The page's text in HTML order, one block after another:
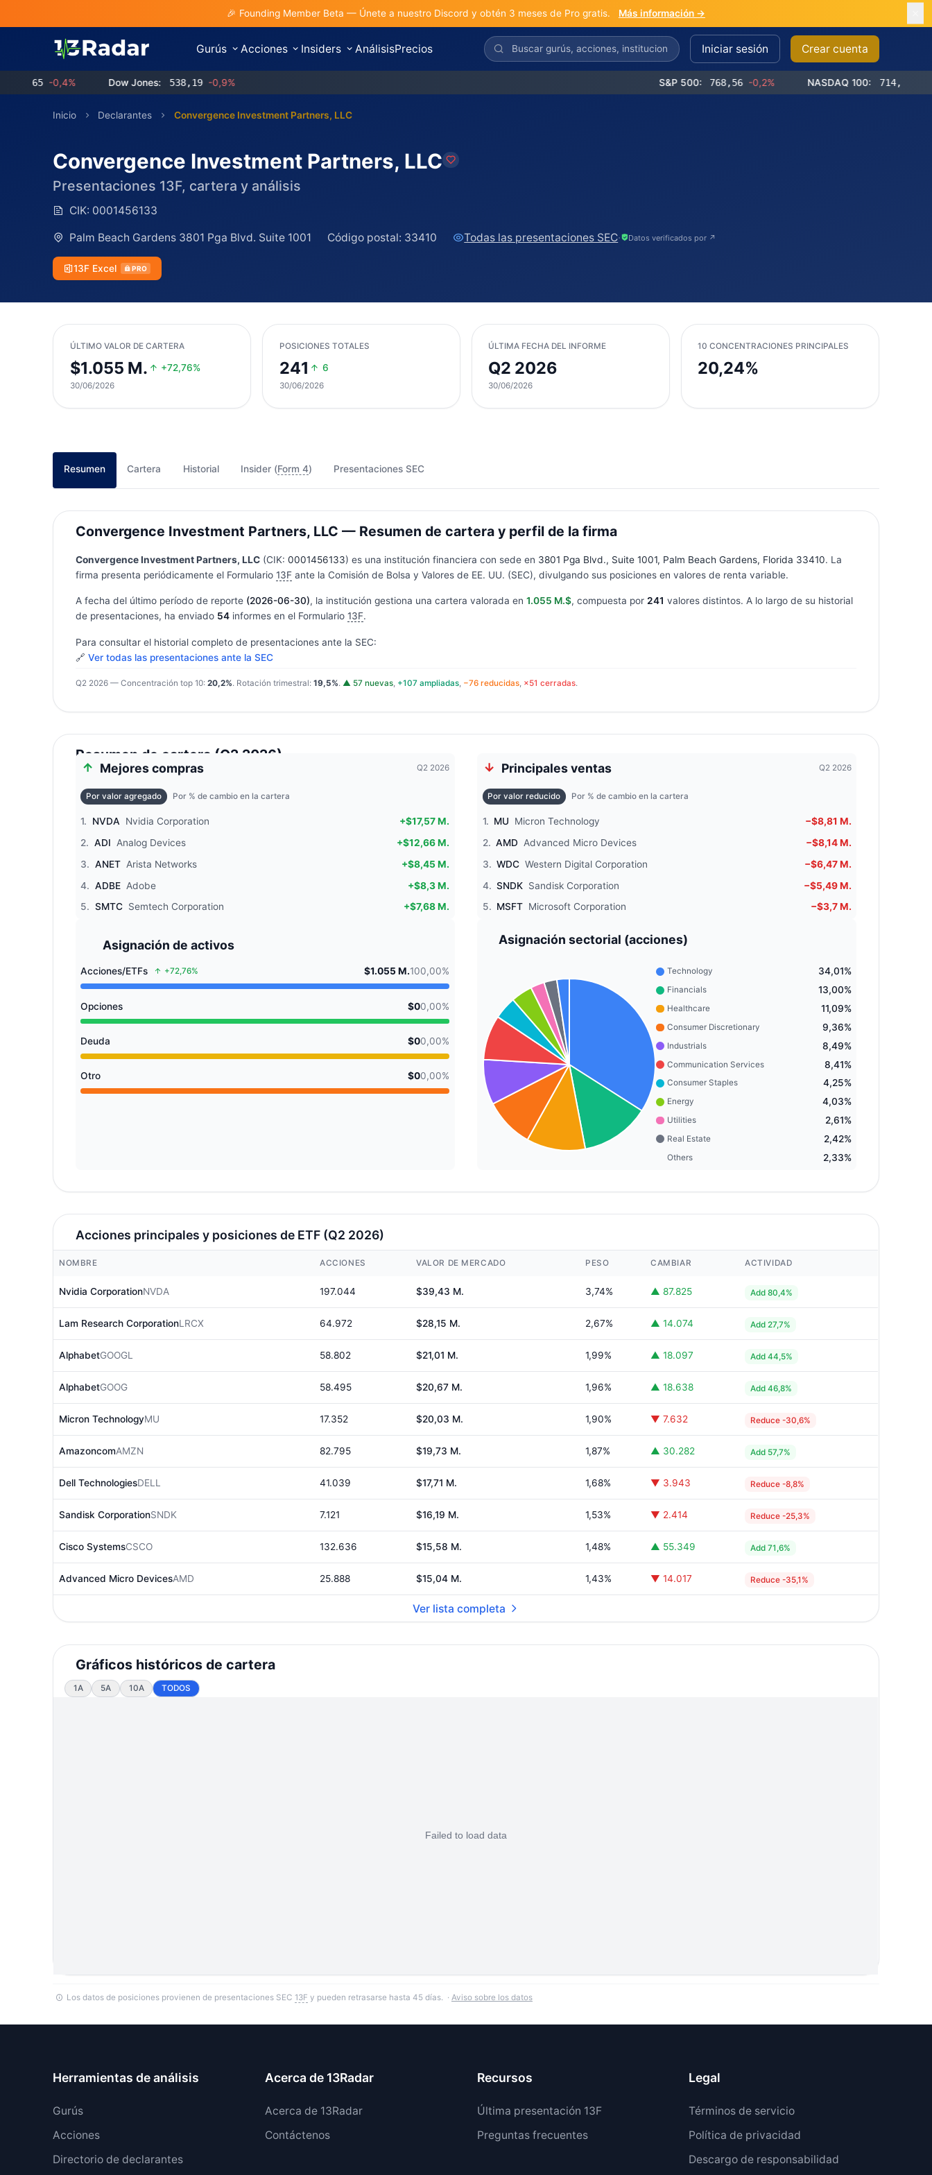
🎉 Founding Member Beta — Únete a nuestro Discord y obtén 3 meses de Pro gratis. Más información →
Gurús Acciones Insiders AnálisisPrecios Iniciar sesión Crear cuenta
-0,4% Dow Jones: 538,19 -0,9% S&P 500: 768,56 -0,2% NASDAQ 100: 714,65 -0,4%
Inicio Declarantes Convergence Investment Partners, LLC
Convergence Investment Partners, LLC
Presentaciones 13F, cartera y análisis
CIK: 0001456133
Palm Beach Gardens 3801 Pga Blvd. Suite 1001 Código postal: 33410 Todas las presentaciones SEC· Datos verificados por ↗
13F Excel PRO
ÚLTIMO VALOR DE CARTERA
$1.055 M. +72,76%
30/06/2026
POSICIONES TOTALES
241 6
30/06/2026
ÚLTIMA FECHA DEL INFORME
Q2 2026
30/06/2026
10 CONCENTRACIONES PRINCIPALES
20,24%
Resumen Cartera Historial Insider (Form 4) Presentaciones SEC
Convergence Investment Partners, LLC — Resumen de cartera y perfil de la firma
Convergence Investment Partners, LLC(CIK: 0001456133) es una institución financiera con sede en 3801 Pga Blvd., Suite 1001, Palm Beach Gardens, Florida 33410. La
firma presenta periódicamente el Formulario 13Fante la Comisión de Bolsa y Valores de EE. UU. (SEC), divulgando sus posiciones en valores de renta variable.
A fecha del último período de reporte (2026-06-30), la institución gestiona una cartera valorada en 1.055 M.$, compuesta por 241 valores distintos. A lo largo de su historial
de presentaciones, ha enviado 54informes en el Formulario 13F.
Para consultar el historial completo de presentaciones ante la SEC:
🔗 Ver todas las presentaciones ante la SEC
Q2 2026 — Concentración top 10: 20,2%. Rotación trimestral: 19,5%. ▲ 57 nuevas, +107 ampliadas, −76 reducidas, ×51 cerradas.
Resumen de cartera (Q2 2026)
Mejores compras Q2 2026
Por valor agregado Por % de cambio en la cartera
1. NVDA Nvidia Corporation
+$17,57 M.
2. ADI Analog Devices
+$12,66 M.
3. ANET Arista Networks
+$8,45 M.
4. ADBE Adobe
+$8,3 M.
5. SMTC Semtech Corporation +$7,68 M.
Principales ventas Q2 2026
Por valor reducido Por % de cambio en la cartera
1. MU Micron Technology
−$8,81 M.
2. AMD Advanced Micro Devices
−$8,14 M.
3. WDC Western Digital Corporation
−$6,47 M.
4. SNDK Sandisk Corporation
−$5,49 M.
5. MSFT Microsoft Corporation −$3,7 M.
Asignación de activos
Acciones/ETFs +72,76% $1.055 M.100,00%
Opciones $00,00%
Deuda $00,00%
Otro $00,00%
Asignación sectorial (acciones)
Technology 34,01%
Financials 13,00%
Healthcare 11,09%
Consumer Discretionary 9,36%
Industrials 8,49%
Communication Services 8,41%
Consumer Staples 4,25%
Energy 4,03%
Utilities 2,61%
Real Estate 2,42%
Others 2,33%
Acciones principales y posiciones de ETF (Q2 2026)
NOMBRE ACCIONES VALOR DE MERCADO PESO CAMBIAR ACTIVIDAD
Nvidia CorporationNVDA 197.044 $39,43 M. 3,74% ▲ 87.825 Add 80,4%
Lam Research CorporationLRCX 64.972 $28,15 M. 2,67% ▲ 14.074 Add 27,7%
AlphabetGOOGL 58.802 $21,01 M. 1,99% ▲ 18.097 Add 44,5%
AlphabetGOOG 58.495 $20,67 M. 1,96% ▲ 18.638 Add 46,8%
Micron TechnologyMU 17.352 $20,03 M. 1,90% ▼ 7.632 Reduce -30,6%
AmazoncomAMZN 82.795 $19,73 M. 1,87% ▲ 30.282 Add 57,7%
Dell TechnologiesDELL 41.039 $17,71 M. 1,68% ▼ 3.943 Reduce -8,8%
Sandisk CorporationSNDK 7.121 $16,19 M. 1,53% ▼ 2.414 Reduce -25,3%
Cisco SystemsCSCO 132.636 $15,58 M. 1,48% ▲ 55.349 Add 71,6%
Advanced Micro DevicesAMD 25.888 $15,04 M. 1,43% ▼ 14.017 Reduce -35,1%
Ver lista completa
Gráficos históricos de cartera
1A 5A 10A TODOS
Los datos de posiciones provienen de presentaciones SEC 13F y pueden retrasarse hasta 45 días. · Aviso sobre los datos
Herramientas de análisis
Gurús
Acciones
Directorio de declarantes
Acerca de 13Radar
Acerca de 13Radar
Contáctenos
Recursos
Última presentación 13F
Preguntas frecuentes
Legal
Términos de servicio
Política de privacidad
Descargo de responsabilidad